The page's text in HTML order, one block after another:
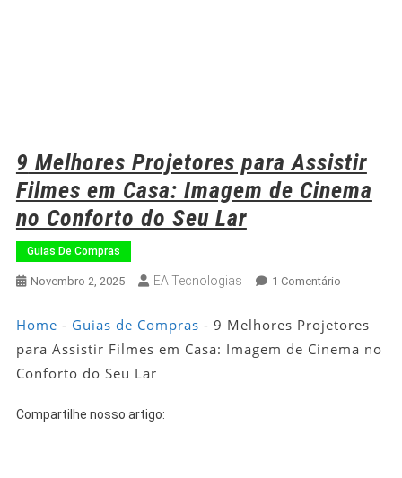
9 Melhores Projetores para Assistir
Filmes em Casa: Imagem de Cinema
no Conforto do Seu Lar
Guias De Compras
Novembro 2, 2025 EA Tecnologias 1 ComentárioEm
Melhores
Home - Guias de Compras - 9 Melhores Projetores
para Assistir Filmes em Casa: Imagem de Cinema no
Conforto do Seu Lar
Compartilhe nosso artigo: